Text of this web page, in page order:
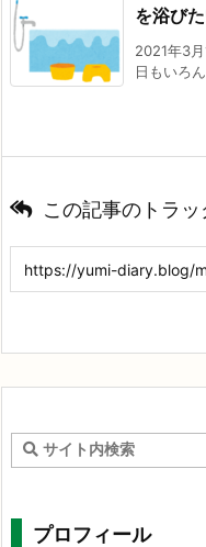
を浴びた
2021年3
日もいろ
この記事のトラ
プロフィール